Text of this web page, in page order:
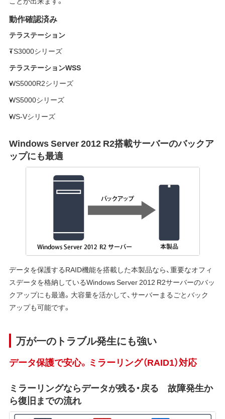
動作確認済み
テラステーション
TS3000シリーズ
テラステーションWSS
WS5000R2シリーズ
WS5000シリーズ
WS-Vシリーズ
Windows Server 2012 R2搭載サーバーのバックア
ップにも最適
データを保護するRAID機能を搭載した本製品なら、重要なオフィ
スデータを格納しているWindows Server 2012 R2サーバーのバッ
クアップにも最適。大容量を活かして、サーバーまるごとバック
アップも可能です。
万が一のトラブル発生にも強い
データ保護で安心。ミラーリング（RAID1）対応
ミラーリングならデータが残る・戻る 故障発生か
ら復旧までの流れ